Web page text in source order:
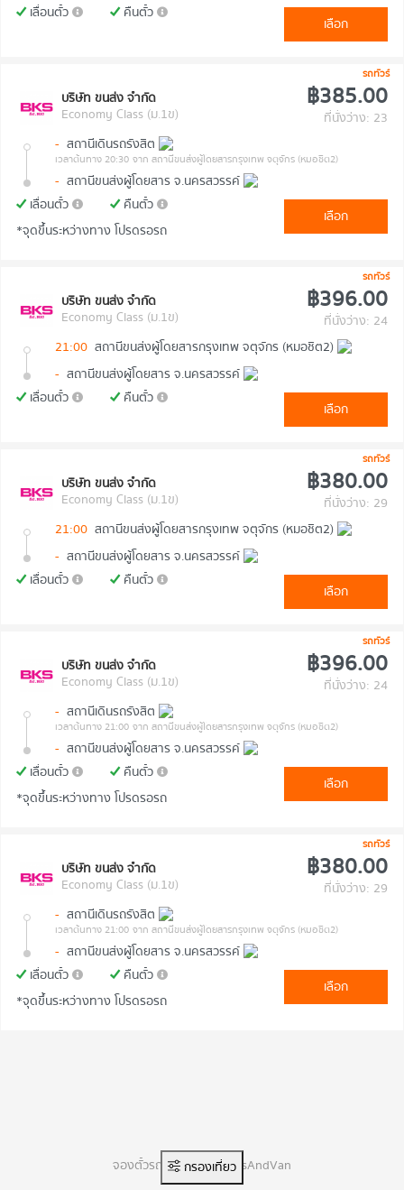
เลื่อนตั๋ว
คืนตั๋ว
เลือก
รถทัวร์
บริษัท ขนส่ง จำกัด
Economy Class (ม.1ข)
฿385.00
ที่นั่งว่าง: 23
- สถานีเดินรถรังสิต
เวลาต้นทาง 20:30 จาก สถานีขนส่งผู้โดยสารกรุงเทพ จตุจักร (หมอชิต2)
- สถานีขนส่งผู้โดยสาร จ.นครสวรรค์
เลื่อนตั๋ว
คืนตั๋ว
*จุดขึ้นระหว่างทาง โปรดรอรถ
เลือก
รถทัวร์
บริษัท ขนส่ง จำกัด
Economy Class (ม.1ข)
฿396.00
ที่นั่งว่าง: 24
21:00 สถานีขนส่งผู้โดยสารกรุงเทพ จตุจักร (หมอชิต2)
- สถานีขนส่งผู้โดยสาร จ.นครสวรรค์
เลื่อนตั๋ว
คืนตั๋ว
เลือก
รถทัวร์
บริษัท ขนส่ง จำกัด
Economy Class (ม.1ข)
฿380.00
ที่นั่งว่าง: 29
21:00 สถานีขนส่งผู้โดยสารกรุงเทพ จตุจักร (หมอชิต2)
- สถานีขนส่งผู้โดยสาร จ.นครสวรรค์
เลื่อนตั๋ว
คืนตั๋ว
เลือก
รถทัวร์
บริษัท ขนส่ง จำกัด
Economy Class (ม.1ข)
฿396.00
ที่นั่งว่าง: 24
- สถานีเดินรถรังสิต
เวลาต้นทาง 21:00 จาก สถานีขนส่งผู้โดยสารกรุงเทพ จตุจักร (หมอชิต2)
- สถานีขนส่งผู้โดยสาร จ.นครสวรรค์
เลื่อนตั๋ว
คืนตั๋ว
*จุดขึ้นระหว่างทาง โปรดรอรถ
เลือก
รถทัวร์
บริษัท ขนส่ง จำกัด
Economy Class (ม.1ข)
฿380.00
ที่นั่งว่าง: 29
- สถานีเดินรถรังสิต
เวลาต้นทาง 21:00 จาก สถานีขนส่งผู้โดยสารกรุงเทพ จตุจักร (หมอชิต2)
- สถานีขนส่งผู้โดยสาร จ.นครสวรรค์
เลื่อนตั๋ว
คืนตั๋ว
*จุดขึ้นระหว่างทาง โปรดรอรถ
เลือก
กรองเที่ยว
จองตั๋วรถทัวร์ออนไลน์ BusAndVan